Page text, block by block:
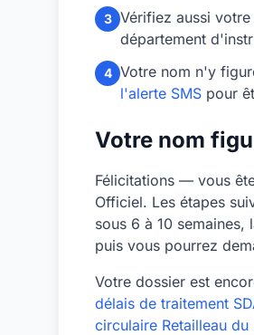
3 Vérifiez aussi votre
département
4 Votre nom n'y
l'alerte SMS pour
Votre nom
Félicitations — vous
Officiel. Les étapes
sous 6 à 10
puis vous pourrez
Votre dossier est
délais de traitement
circulaire Retailleau